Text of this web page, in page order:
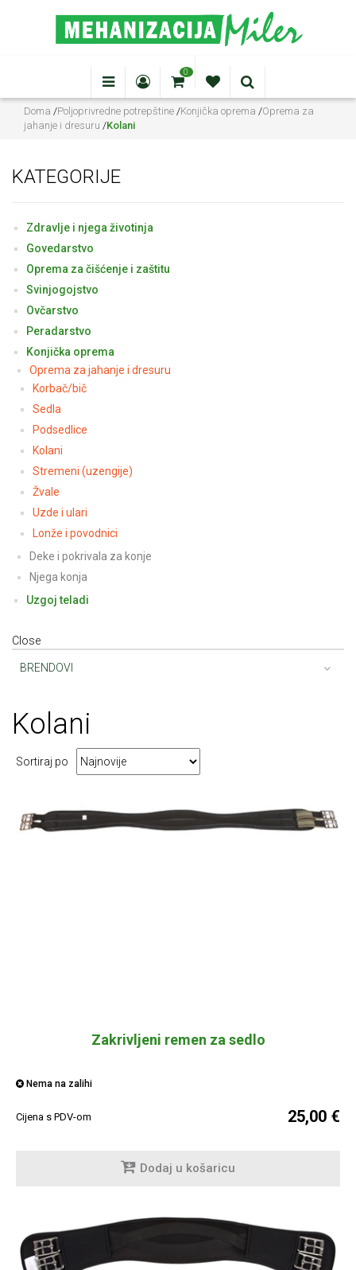
0
Doma /Poljoprivredne potrepštine /Konjička oprema /Oprema za
jahanje i dresuru /Kolani
KATEGORIJE
Zdravlje i njega životinja
Govedarstvo
Oprema za čišćenje i zaštitu
Svinjogojstvo
Ovčarstvo
Peradarstvo
Konjička oprema
Oprema za jahanje i dresuru
Korbač/bič
Sedla
Podsedlice
Kolani
Stremeni (uzengije)
Žvale
Uzde i ulari
Lonže i povodnici
Deke i pokrivala za konje
Njega konja
Uzgoj teladi
Close
BRENDOVI
Kolani
Sortiraj po
Zakrivljeni remen za sedlo
Nema na zalihi
Cijena s PDV-om 25,00 €
Dodaj u košaricu